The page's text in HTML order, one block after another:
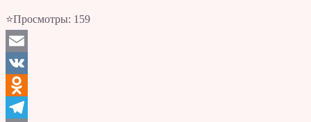
⭐Просмотры: 159
Email
VK
Odnoklassniki